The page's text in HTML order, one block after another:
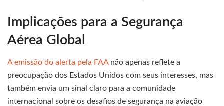
Implicações para a Segurança
Aérea Global
A emissão do alerta pela FAA não apenas reflete a
preocupação dos Estados Unidos com seus interesses, mas
também envia um sinal claro para a comunidade
internacional sobre os desafios de segurança na aviação